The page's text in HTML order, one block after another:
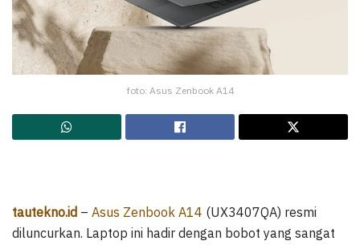
foto: Asus Zenbook A14
tautekno.id – Asus Zenbook A14 (UX3407QA) resmi
diluncurkan. Laptop ini hadir dengan bobot yang sangat